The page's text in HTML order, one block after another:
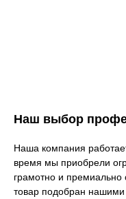
Наш выбор
Наша компания
время мы приобрели
грамотно и премиально
товар подобран